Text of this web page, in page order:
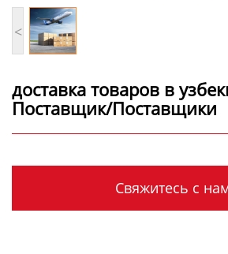
<
доставка товаров в
Поставщик/Поставщики
Свяжитесь с